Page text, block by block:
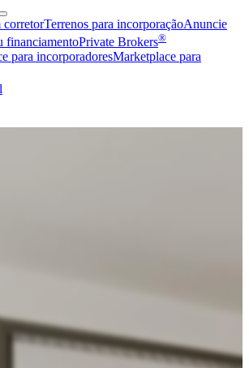
corretorTerrenos para incorporaçãoAnuncie
financiamentoPrivate Brokers®
para incorporadoresMarketplace para